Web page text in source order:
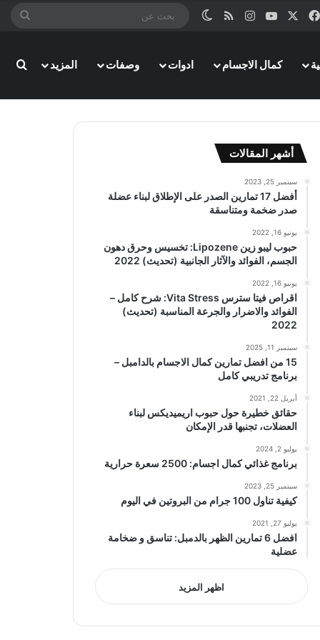
فيسبوك ‫YouTubeانستقرامملخص الموقع RSS
الوضع المظلم
كمال الاجسام ادوات وصفات المزيد
أشهر المقالات
سبتمبر 25, 2023
أفضل 17 تمارين الصدر على الإطلاق لبناء عضلة
صدر ضخمة ومتناسقة
يونيو 16, 2022
حبوب ليبو زين Lipozene: تخسيس وحرق دهون
الجسم، الفوائد والآثار الجانبية (تحديث) 2022
يونيو 16, 2022
اقراص فيتا سترس Vita Stress: شرح كامل –
الفوائد والاضرار والجرعة المناسبة (تحديث)
2022
سبتمبر 11, 2025
15 من افضل تمارين كمال الاجسام بالدامبل –
برنامج تدريبي كامل
أبريل 22, 2021
حقائق خطيرة حول حبوب اريميديكس لبناء
العضلات، تجنبها قدر الإمكان
يوليو 2, 2024
برنامج غذائي كمال اجسام: 2500 سعرة حرارية
سبتمبر 25, 2023
كيفية تناول 100 جرام من البروتين في اليوم
يوليو 27, 2021
افضل 6 تمارين الظهر بالدمبل: تناسق و ضخامة
عضلية
اظهر المزيد